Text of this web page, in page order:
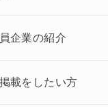
企業の紹介
載をしたい方